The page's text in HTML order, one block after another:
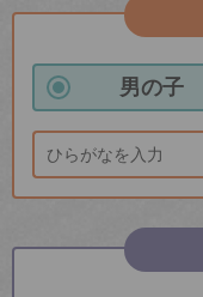
男の子